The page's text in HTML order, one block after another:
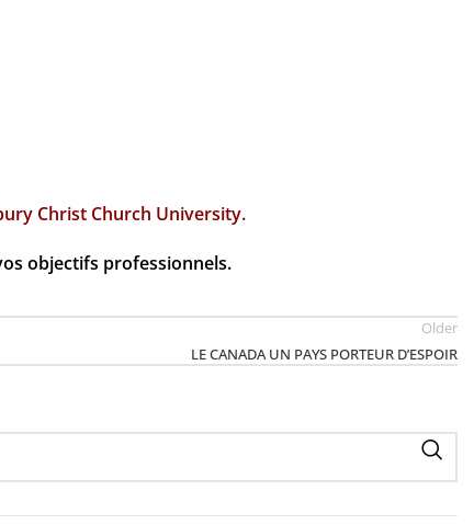
Christ Church University.
objectifs professionnels.
Older
LE CANADA UN PAYS PORTEUR D’ESPOIR